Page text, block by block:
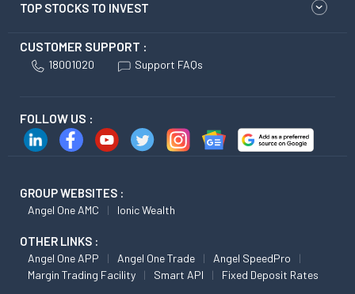
TOP STOCKS TO INVEST
CUSTOMER SUPPORT :
18001020 Support FAQs
FOLLOW US :
GROUP WEBSITES :
Angel One AMC Ionic Wealth
OTHER LINKS :
Angel One APP Angel One Trade
Angel SpeedPro
Margin Trading Facility
Smart API Fixed Deposit Rates